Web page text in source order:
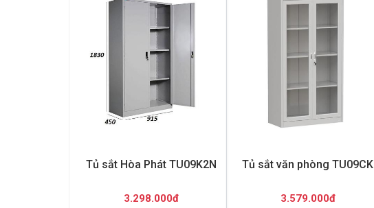
Tủ sắt Hòa Phát TU09K2N
3.298.000đ
Tủ sắt văn phòng TU09CK
3.579.000đ